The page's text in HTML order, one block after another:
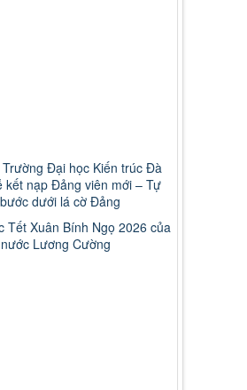
Đại học Kiến trúc Đà
kết nạp Đảng viên mới – Tự
dưới lá cờ Đảng
Tết Xuân Bính Ngọ 2026 của
Lương Cường